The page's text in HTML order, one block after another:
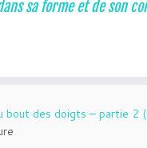
sa forme et de son
bout des doigts – partie 2